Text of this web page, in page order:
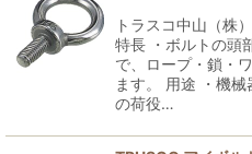
トラスコ中山（株
特長 ・ボルトの頭
で、ロープ・鎖・
ます。 用途 ・機
の荷役…